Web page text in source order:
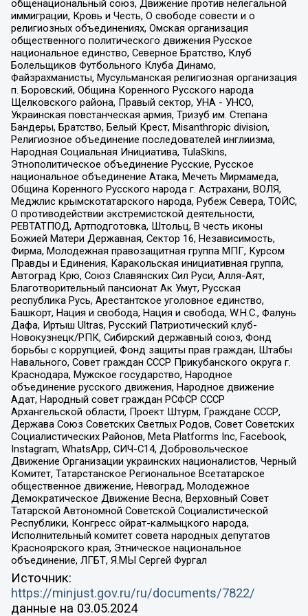
общенациональный союз, Движение против нелегальной
иммиграции, Кровь и Честь, О свободе совести и о
религиозных объединениях, Омская организация
общественного политического движения Русское
национальное единство, Северное Братство, Клуб
Болельщиков Футбольного Клуба Динамо,
Файзрахманисты, Мусульманская религиозная организация
п. Боровский, Община Коренного Русского народа
Щелковского района, Правый сектор, УНА - УНСО,
Украинская повстанческая армия, Тризуб им. Степана
Бандеры, Братство, Белый Крест, Misanthropic division,
Религиозное объединение последователей инглиизма,
Народная Социальная Инициатива, TulaSkins,
Этнополитическое объединение Русские, Русское
национальное объединение Атака, Мечеть Мирмамеда,
Община Коренного Русского народа г. Астрахани, ВОЛЯ,
Меджлис крымскотатарского народа, Рубеж Севера, ТОЙС,
О противодействии экстремистской деятельности,
РЕВТАТПОД, Артподготовка, Штольц, В честь иконы
Божией Матери Державная, Сектор 16, Независимость,
Фирма, Молодежная правозащитная группа МПГ, Курсом
Правды и Единения, Каракольская инициативная группа,
Автоград Крю, Союз Славянских Сил Руси, Алля-Аят,
Благотворительный пансионат Ак Умут, Русская
республика Русь, Арестантское уголовное единство,
Башкорт, Нация и свобода, Нация и свобода, W.H.С., Фалунь
Дафа, Иртыш Ultras, Русский Патриотический клуб-
Новокузнецк/РПК, Сибирский державный союз, Фонд
борьбы с коррупцией, Фонд защиты прав граждан, Штабы
Навального, Совет граждан СССР Прикубанского округа г.
Краснодара, Мужское государство, Народное
объединение русского движения, Народное движение
Адат, Народный совет граждан РСФСР СССР
Архангельской области, Проект Штурм, Граждане СССР,
Держава Союз Советских Светлых Родов, Совет Советских
Социалистических Районов, Meta Platforms Inc, Facebook,
Instagram, WhatsApp, СИЧ-С14, Добровольческое
Движение Организации украинских националистов, Черный
Комитет, Татарстанское Региональное Всетатарское
общественное движение, Невоград, Молодежное
Демократическое Движение Весна, Верховный Совет
Татарской Автономной Советской Социалистической
Республики, Конгресс ойрат-калмыцкого народа,
Исполнительный комитет совета народных депутатов
Красноярского края, Этническое национальное
объединение, ЛГБТ, Я.МЫ Сергей Фургал
Источник:
https://minjust.gov.ru/ru/documents/7822/
данные на 03.05.2024